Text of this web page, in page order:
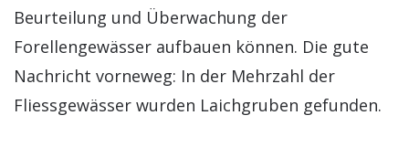
Beurteilung und Überwachung der
Forellengewässer aufbauen können. Die gute
Nachricht vorneweg: In der Mehrzahl der
Fliessgewässer wurden Laichgruben gefunden.